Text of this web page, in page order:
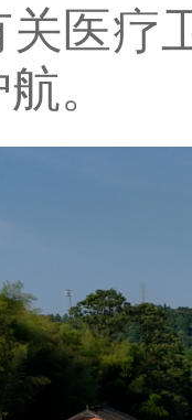
关医疗
。